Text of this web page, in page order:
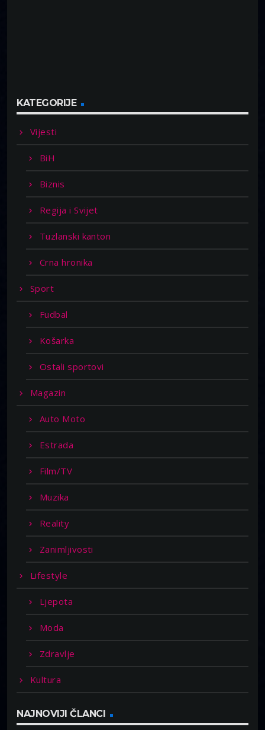
KATEGORIJE
Vijesti
BiH
Biznis
Regija i Svijet
Tuzlanski kanton
Crna hronika
Sport
Fudbal
Košarka
Ostali sportovi
Magazin
Auto Moto
Estrada
Film/TV
Muzika
Reality
Zanimljivosti
Lifestyle
Ljepota
Moda
Zdravlje
Kultura
NAJNOVIJI ČLANCI